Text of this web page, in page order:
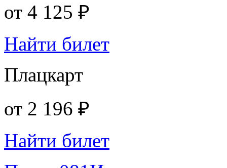
от 4 125 ₽
Найти билет
Плацкарт
от 2 196 ₽
Найти билет